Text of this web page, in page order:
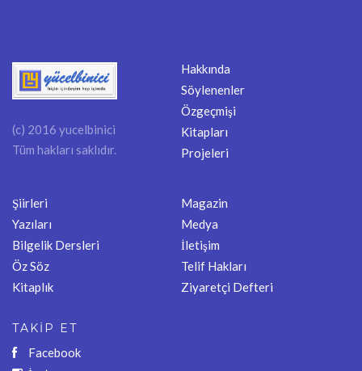
(c) 2016 yucelbinici
Tüm hakları saklıdır.
Hakkında
Söylenenler
Özgeçmişi
Kitapları
Projeleri
Şiirleri
Yazıları
Bilgelik Dersleri
Öz Söz
Kitaplık
Magazin
Medya
İletişim
Telif Hakları
Ziyaretçi Defteri
TAKİP ET
Facebook